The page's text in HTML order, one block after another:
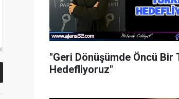
"Geri Dönüşümde Öncü Bir
Hedefliyoruz"